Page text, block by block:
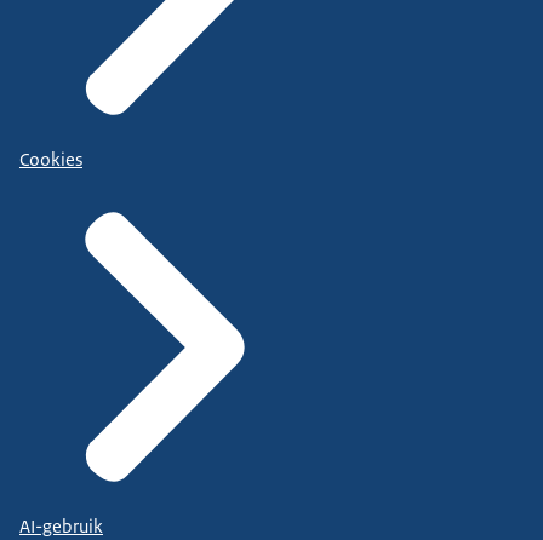
Cookies
AI-gebruik